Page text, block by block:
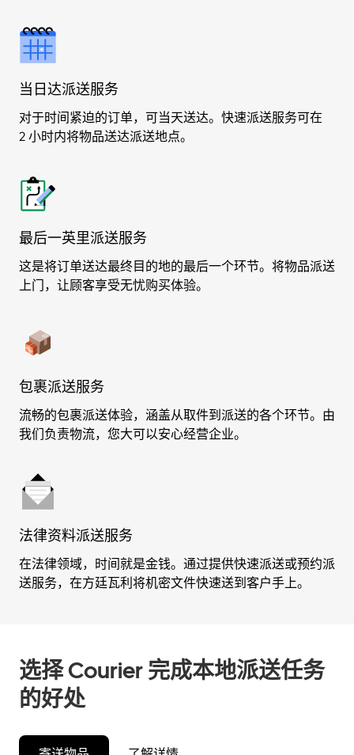
当日达派送服务
对于时间紧迫的订单，可当天送达。快速派送服务可在
2 小时内将物品送达派送地点。
最后一英里派送服务
这是将订单送达最终目的地的最后一个环节。将物品派送
上门，让顾客享受无忧购买体验。
包裹派送服务
流畅的包裹派送体验，涵盖从取件到派送的各个环节。由
我们负责物流，您大可以安心经营企业。
法律资料派送服务
在法律领域，时间就是金钱。通过提供快速派送或预约派
送服务，在方廷瓦利将机密文件快速送到客户手上。
选择 Courier 完成本地派送任务
的好处